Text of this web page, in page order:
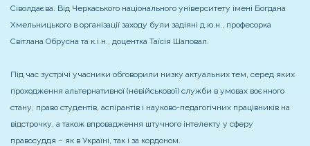
Сіволдаєва. Від Черкаського національного університету імені Богдана
Хмельницького в організації заходу були задіяні д.ю.н., професорка
Світлана Обрусна та к.і.н., доцентка Таїсія Шаповал.
Під час зустрічі учасники обговорили низку актуальних тем, серед яких
проходження альтернативної (невійськової) служби в умовах воєнного
стану, право студентів, аспірантів і науково-педагогічних працівників на
відстрочку, а також впровадження штучного інтелекту у сферу
правосуддя – як в Україні, так і за кордоном.